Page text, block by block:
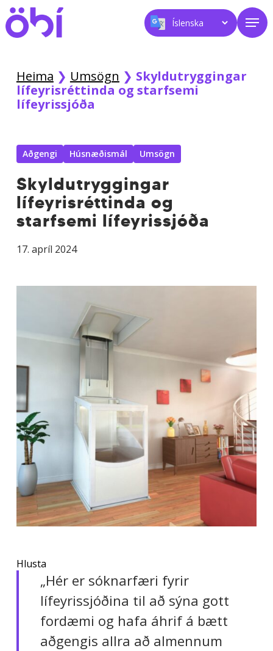
Skip
to
main
Heima ❯ Umsögn ❯ Skyldutryggingar
lífeyrisréttinda og starfsemi
lífeyrissjóða
Aðgengi Húsnæðismál Umsögn
Skyldutryggingar
lífeyrisréttinda og
starfsemi lífeyrissjóða
17. apríl 2024
Hlusta
„Hér er sóknarfæri fyrir
lífeyrissjóðina til að sýna gott
fordæmi og hafa áhrif á bætt
aðgengis allra að almennum